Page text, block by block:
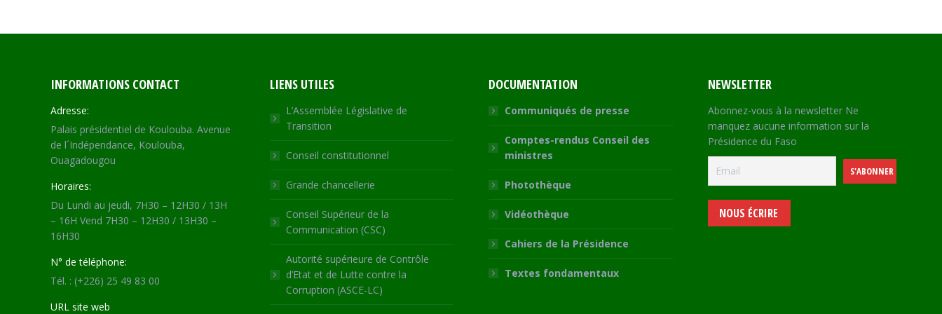
INFORMATIONS CONTACT
Adresse:
Palais présidentiel de Koulouba. Avenue
de l´Indépendance, Koulouba,
Ouagadougou
Horaires:
Du Lundi au jeudi, 7H30 – 12H30 / 13H
– 16H Vend 7H30 – 12H30 / 13H30 –
16H30
N° de téléphone:
Tél. : (+226) 25 49 83 00
URL site web
LIENS UTILES
L’Assemblée Législative de
Transition
Conseil constitutionnel
Grande chancellerie
Conseil Supérieur de la
Communication (CSC)
Autorité supérieure de Contrôle
d’Etat et de Lutte contre la
Corruption (ASCE-LC)
DOCUMENTATION
Communiqués de presse
Comptes-rendus Conseil des
ministres
Photothèque
Vidéothèque
Cahiers de la Présidence
Textes fondamentaux
NEWSLETTER
Abonnez-vous à la newsletter Ne
manquez aucune information sur la
Présidence du Faso
NOUS ÉCRIRE